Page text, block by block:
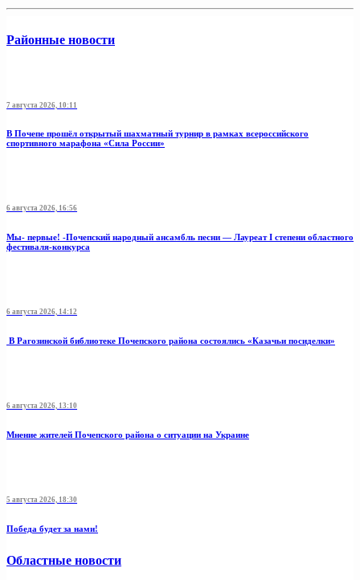
Районные новости
7 августа 2026, 10:11
В Почепе прошёл открытый шахматный турнир в рамках всероссийского
спортивного марафона «Сила России»
6 августа 2026, 16:56
Мы- первые! -Почепский народный ансамбль песни — Лауреат I степени областного
фестиваля-конкурса
6 августа 2026, 14:12
В Рагозинской библиотеке Почепского района состоялись «Казачьи посиделки»
6 августа 2026, 13:10
Мнение жителей Почепского района о ситуации на Украине
5 августа 2026, 18:30
Победа будет за нами!
Областные новости